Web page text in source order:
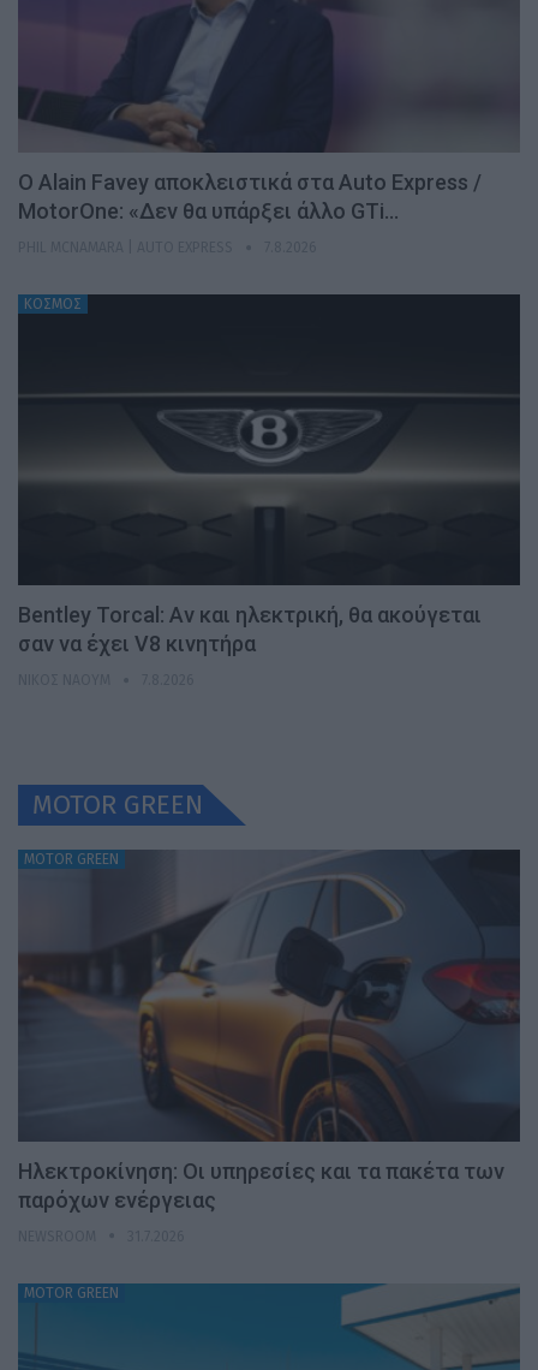
Ο Alain Favey αποκλειστικά στα Auto Express /
MotorOne: «Δεν θα υπάρξει άλλο GTi…
ΚΟΣΜΟΣ
Bentley Torcal: Αν και ηλεκτρική, θα ακούγεται
σαν να έχει V8 κινητήρα
MOTOR GREEN
MOTOR GREEN
Ηλεκτροκίνηση: Οι υπηρεσίες και τα πακέτα των
παρόχων ενέργειας
MOTOR GREEN